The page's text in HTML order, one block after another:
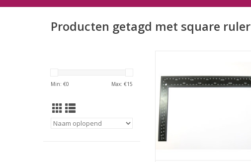
Producten getagd met square ruler
Min: €0 Max: €15